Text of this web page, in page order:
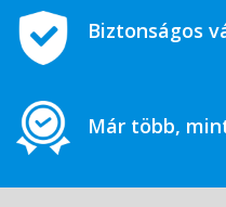
Biztonságos
Már több,